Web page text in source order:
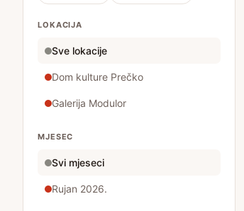
LOKACIJA
Sve lokacije
Dom kulture Prečko
Galerija Modulor
MJESEC
Svi mjeseci
Rujan 2026.